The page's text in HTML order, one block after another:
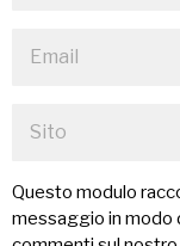
Questo modulo
messaggio in modo